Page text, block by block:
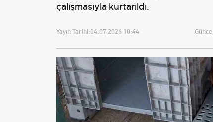
çalışmasıyla kurtarıldı.
Yayın Tarihi:04.07.2026 10:44